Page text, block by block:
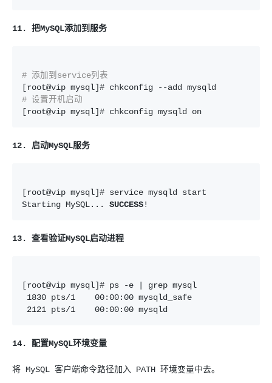
11. 把MySQL添加到服务
# 添加到service列表
# 设置开机启动
[root@vip mysql]# chkconfig mysqld on
12. 启动MySQL服务
[root@vip mysql]# service mysqld start
Starting MySQL... SUCCESS !
13. 查看验证MySQL启动进程
[root@vip mysql]# ps -e | grep mysql
1830 pts/1    00:00:00 mysqld_safe
2121 pts/1    00:00:00 mysqld
14. 配置MySQL环境变量
将 MySQL 客户端命令路径加入 PATH 环境变量中去。